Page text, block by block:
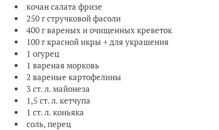
кочан салата фризе
250 г стручковой фасоли
400 г вареных и очищенных креветок
100 г красной икры + для украшения
1 огурец
1 вареная морковь
2 вареные картофелины
3 ст. л. майонеза
1,5 ст. л. кетчупа
1 ст. л. коньяка
соль, перец